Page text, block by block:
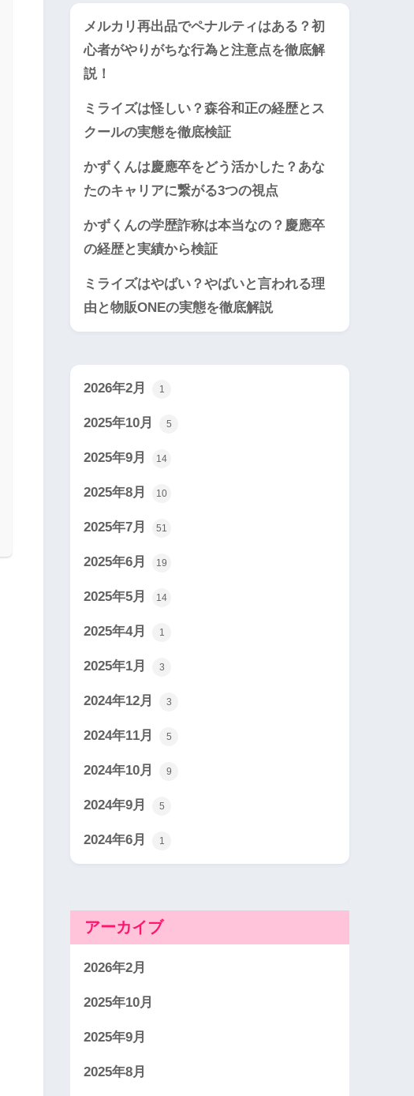
メルカリ再出品でペナルティはある？初
心者がやりがちな行為と注意点を徹底解
説！
ミライズは怪しい？森谷和正の経歴とス
クールの実態を徹底検証
かずくんは慶應卒をどう活かした？あな
たのキャリアに繋がる3つの視点
かずくんの学歴詐称は本当なの？慶應卒
の経歴と実績から検証
ミライズはやばい？やばいと言われる理
由と物販ONEの実態を徹底解説
2026年2月 1
2025年10月 5
2025年9月 14
2025年8月 10
2025年7月 51
2025年6月 19
2025年5月 14
2025年4月 1
2025年1月 3
2024年12月 3
2024年11月 5
2024年10月 9
2024年9月 5
2024年6月 1
アーカイブ
2026年2月
2025年10月
2025年9月
2025年8月